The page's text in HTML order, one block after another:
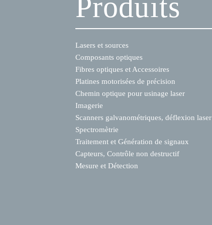
Produits
Lasers et sources
Composants optiques
Fibres optiques et Accessoires
Platines motorisées de précision
Chemin optique pour usinage laser
Imagerie
Scanners galvanométriques, déflexion laser
Spectromètrie
Traitement et Génération de signaux
Capteurs, Contrôle non destructif
Mesure et Détection